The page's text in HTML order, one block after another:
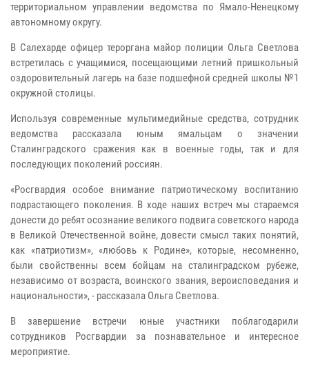
территориальном управлении ведомства по Ямало-Ненецкому
автономному округу.
В Салехарде офицер тероргана майор полиции Ольга Светлова
встретилась с учащимися, посещающими летний пришкольный
оздоровительный лагерь на базе подшефной средней школы №1
окружной столицы.
Используя современные мультимедийные средства, сотрудник
ведомства рассказала юным ямальцам о значении
Сталинградского сражения как в военные годы, так и для
последующих поколений россиян.
«Росгвардия особое внимание патриотическому воспитанию
подрастающего поколения. В ходе наших встреч мы стараемся
донести до ребят осознание великого подвига советского народа
в Великой Отечественной войне, довести смысл таких понятий,
как «патриотизм», «любовь к Родине», которые, несомненно,
были свойственны всем бойцам на сталинградском рубеже,
независимо от возраста, воинского звания, вероисповедания и
национальности», - рассказала Ольга Светлова.
В завершение встречи юные участники поблагодарили
сотрудников Росгвардии за познавательное и интересное
мероприятие.